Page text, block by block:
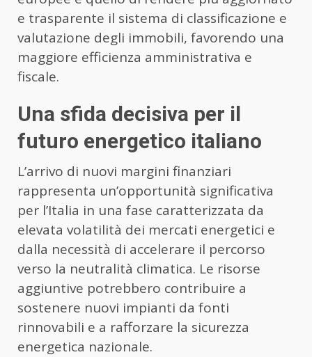
e trasparente il sistema di classificazione e
valutazione degli immobili, favorendo una
maggiore efficienza amministrativa e
fiscale.
Una sfida decisiva per il
futuro energetico italiano
L’arrivo di nuovi margini finanziari
rappresenta un’opportunità significativa
per l’Italia in una fase caratterizzata da
elevata volatilità dei mercati energetici e
dalla necessità di accelerare il percorso
verso la neutralità climatica. Le risorse
aggiuntive potrebbero contribuire a
sostenere nuovi impianti da fonti
rinnovabili e a rafforzare la sicurezza
energetica nazionale.